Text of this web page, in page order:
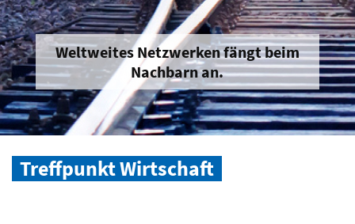
Weltweites Netzwerken fängt beim
Nachbarn an.
JOB & QUALIFIZIERUNG
BRANCHENINFOS
MITGLIED WERDEN
Treffpunkt Wirtschaft